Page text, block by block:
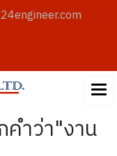
ำว่า"งาน